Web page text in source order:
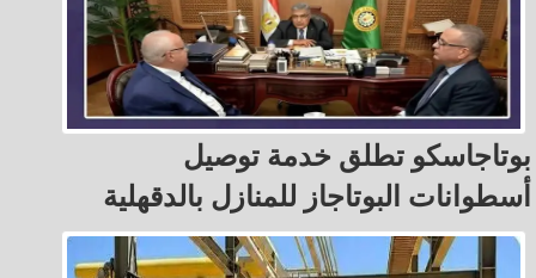
بوتاجاسكو تطلق خدمة توصيل
أسطوانات البوتاجاز للمنازل بالدقهلية